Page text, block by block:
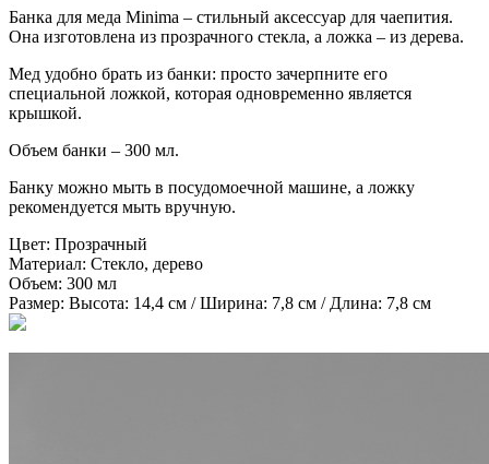
Банка для меда Minima – стильный аксессуар для чаепития.
Она изготовлена из прозрачного стекла, а ложка – из дерева.
Мед удобно брать из банки: просто зачерпните его
специальной ложкой, которая одновременно является
крышкой.
Объем банки – 300 мл.
Банку можно мыть в посудомоечной машине, а ложку
рекомендуется мыть вручную.
Цвет: Прозрачный
Материал: Стекло, дерево
Объем: 300 мл
Размер: Высота: 14,4 см / Ширина: 7,8 см / Длина: 7,8 см